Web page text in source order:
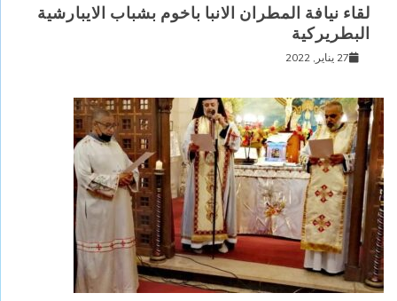
لقاء نيافة المطران الانبا باخوم بشباب الايبارشية
البطريركية
27 يناير, 2022